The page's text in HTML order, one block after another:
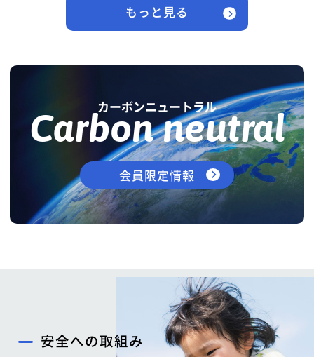
もっと見る
カーボンニュートラル
Carbon neutral
会員限定情報
安全への取組み